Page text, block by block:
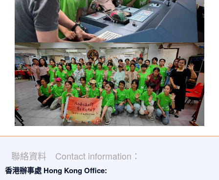
聯絡資料 Contact information：
香港辦事處 Hong Kong Office: